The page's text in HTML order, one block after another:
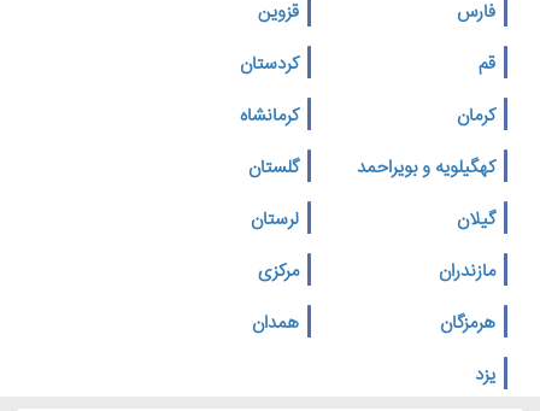
فارس
قزوین
قم
کردستان
کرمان
کرمانشاه
کهگیلویه و بویراحمد
گلستان
گیلان
لرستان
مازندران
مرکزی
هرمزگان
همدان
یزد